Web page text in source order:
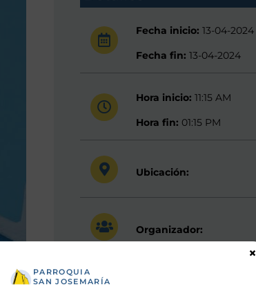
Fecha inicio: 13-04-2024
Fecha fin: 13-04-2024
Hora inicio: 11:15 AM
Hora fin: 01:15 PM
Ubicación:
Organizador:
PARROQUIA
SAN JOSEMARÍA
×